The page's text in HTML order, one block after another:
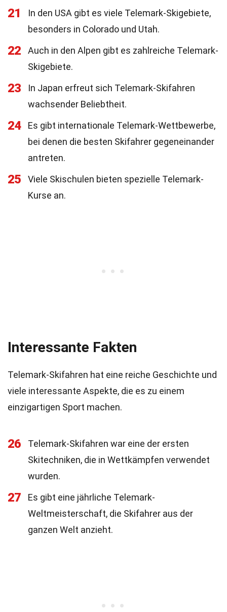
21
In den USA gibt es viele Telemark-Skigebiete,
besonders in Colorado und Utah.
22
Auch in den Alpen gibt es zahlreiche Telemark-
Skigebiete.
23
In Japan erfreut sich Telemark-Skifahren
wachsender Beliebtheit.
24
Es gibt internationale Telemark-Wettbewerbe,
bei denen die besten Skifahrer gegeneinander
antreten.
25
Viele Skischulen bieten spezielle Telemark-
Kurse an.
Interessante Fakten
Telemark-Skifahren hat eine reiche Geschichte und
viele interessante Aspekte, die es zu einem
einzigartigen Sport machen.
26
Telemark-Skifahren war eine der ersten
Skitechniken, die in Wettkämpfen verwendet
wurden.
27
Es gibt eine jährliche Telemark-
Weltmeisterschaft, die Skifahrer aus der
ganzen Welt anzieht.